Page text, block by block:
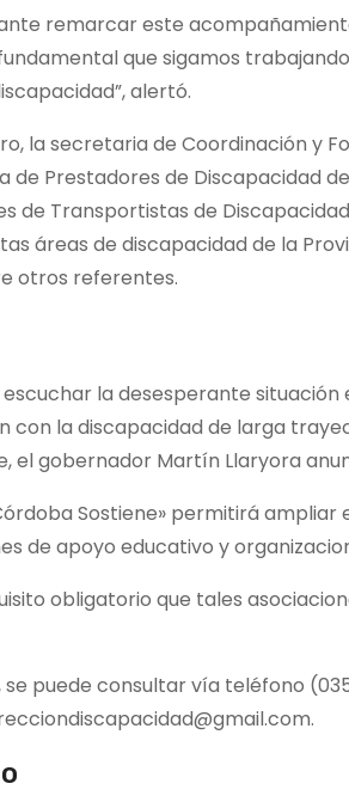
remarcar este
que sigamos
alertó.
la secretaria de Coordinación y
de Prestadores de Discapacidad
de Transportistas de
áreas de discapacidad de la
otros referentes.
la desesperante
con la discapacidad de larga
el gobernador Martín Llaryora
Sostiene» permitirá
de apoyo educativo y
obligatorio que tales
puede consultar vía teléfono